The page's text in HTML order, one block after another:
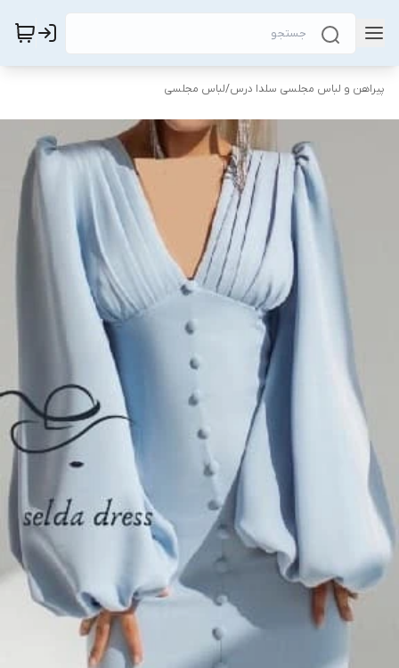
پیراهن و لباس مجلسی سلدا درس/لباس مجلسی